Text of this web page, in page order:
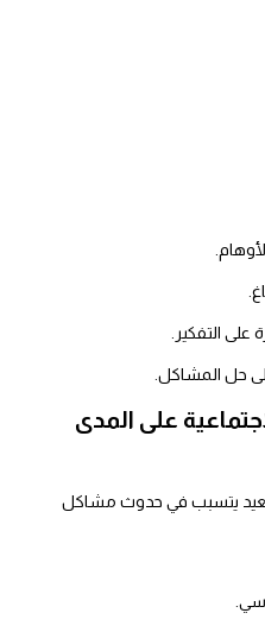
التفكير.
حل المشاكل.
على المدى
يتسبب في حدوث مشاكل